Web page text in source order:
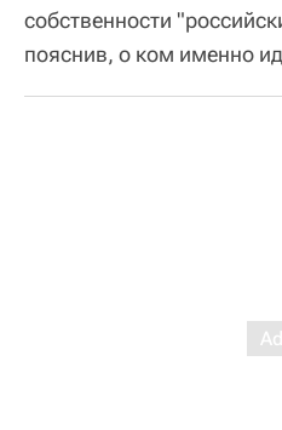
собственности
пояснив, о ком именно